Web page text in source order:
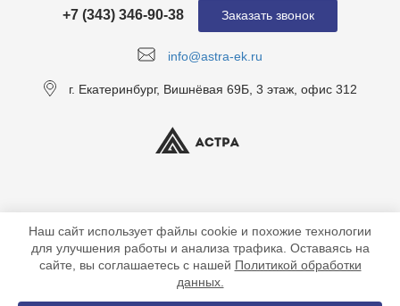
info@astra-ek.ru
+7 (343) 346-90-38
г. Екатеринбург, Вишнёвая 69Б, 3 этаж, офис 312
Заказать звонок
Наш сайт использует файлы cookie и похожие технологии
для улучшения работы и анализа трафика. Оставаясь на
сайте, вы соглашаетесь с нашей Политикой обработки
данных.